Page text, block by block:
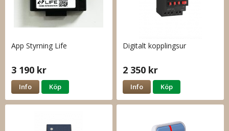
App Styrning Life
3 190 kr
Info Köp
Digitalt kopplingsur
2 350 kr
Info Köp